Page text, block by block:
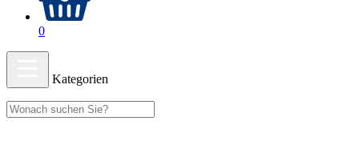
0
Kategorien